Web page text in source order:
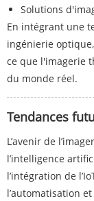
Solutions
En intégrant une
ingénierie
ce que l'imagerie
du monde réel.
Tendances
L’avenir de
l’intelligence
l’intégration de
l’automatisation